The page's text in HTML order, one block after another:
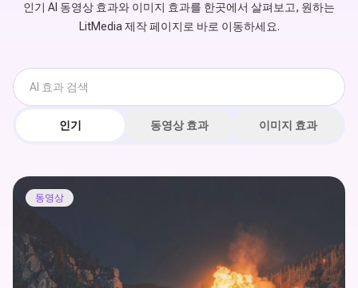
인기 AI 동영상 효과와 이미지 효과를 한곳에서 살펴보고, 원하는
LitMedia 제작 페이지로 바로 이동하세요.
인기 동영상 효과 이미지 효과
동영상